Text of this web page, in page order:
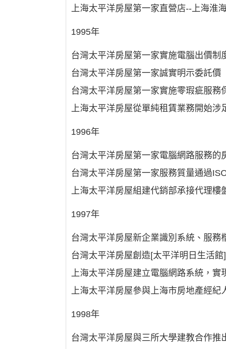
上海太平洋房屋第一家直營店--上海淮
1995年
台灣太平洋房屋第一家實施電腦出價制
台灣太平洋房屋第一家誠實明示委託價
台灣太平洋房屋第一家實施零瑕疵服務
上海太平洋房屋從單純租賃業務開始涉
1996年
台灣太平洋房屋第一家電腦網路服務的
台灣太平洋房屋第一家服務質量通過
上海太平洋房屋組建代銷部承接代理樓
1997年
台灣太平洋房屋新企業識別系統、服務
台灣太平洋房屋創造[太平洋明日生活
上海太平洋房屋建立電腦網路系統，實
上海太平洋房屋參與上海市房地產經紀
1998年
台灣太平洋房屋與三所大學建教合作推